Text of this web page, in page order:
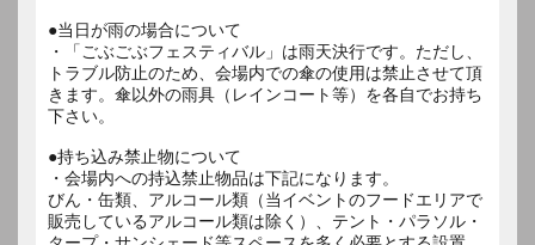
●当日が雨の場合について
・「ごぶごぶフェスティバル」は雨天決行です。ただし、
トラブル防止のため、会場内での傘の使用は禁止させて頂
きます。傘以外の雨具（レインコート等）を各自でお持ち
下さい。
●持ち込み禁止物について
・会場内への持込禁止物品は下記になります。
びん・缶類、アルコール類（当イベントのフードエリアで
販売しているアルコール類は除く）、テント・パラソル・